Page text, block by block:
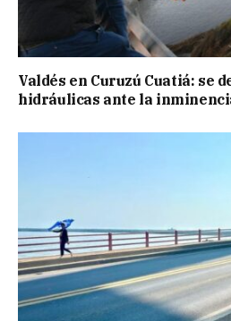
Valdés en Curuzú Cuatiá: se
hidráulicas ante la